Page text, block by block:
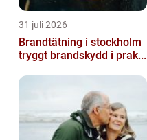
31 juli 2026
Brandtätning i stockholm
tryggt brandskydd i prak...